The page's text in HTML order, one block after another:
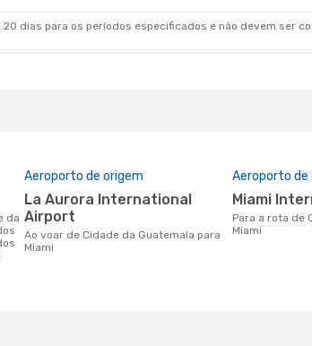
dias para os períodos especificados e não devem ser
Aeroporto de origem
La Aurora International
Airport
Ao voar de Cidade da Guatemala para
Miami
Aeroporto de
Miami
Para a rota de Cidade da Guatemala a
Miami